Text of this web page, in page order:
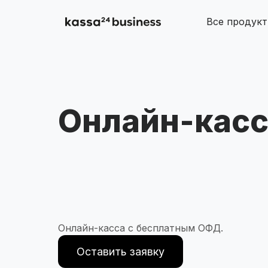
Все
Онлайн-
Онлайн-касса с бесплатным ОФД.
Оставить заявку